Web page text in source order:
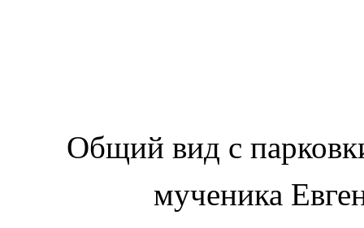
Общий вид с
мученика